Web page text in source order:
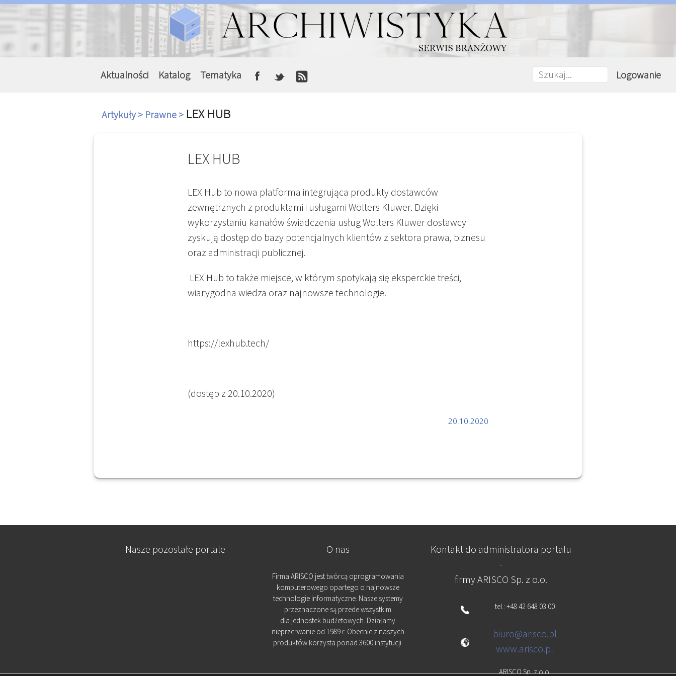
Aktualności Katalog Tematyka Logowanie
Artykuły > Prawne > LEX HUB
LEX HUB
LEX Hub to nowa platforma integrująca produkty dostawców
zewnętrznych z produktami i usługami Wolters Kluwer. Dzięki
wykorzystaniu kanałów świadczenia usług Wolters Kluwer dostawcy
zyskują dostęp do bazy potencjalnych klientów z sektora prawa, biznesu
oraz administracji publicznej.
LEX Hub to także miejsce, w którym spotykają się eksperckie treści,
wiarygodna wiedza oraz najnowsze technologie.
https://lexhub.tech/
(dostęp z 20.10.2020)
20.10.2020
Nasze pozostałe portale O nas
Firma ARISCO jest twórcą oprogramowania
komputerowego opartego o najnowsze
technologie informatyczne. Nasze systemy
przeznaczone są przede wszystkim
dla jednostek budżetowych. Działamy
nieprzerwanie od 1989 r. Obecnie z naszych
produktów korzysta ponad 3600 instytucji.
Kontakt do administratora portalu
-
firmy ARISCO Sp. z o.o.
tel.: +48 42 648 03 00
biuro@arisco.pl
www.arisco.pl
ARISCO Sp. z o.o.